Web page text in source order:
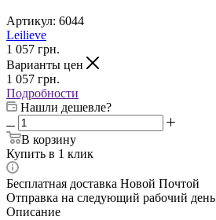
Артикул: 6044
Leilieve
1 057 грн.
Варианты цен
1 057 грн.
Подробности
Нашли дешевле?
В корзину
Купить в 1 клик
Бесплатная доставка Новой Почтой
Отправка на следующий рабочий день
Описание